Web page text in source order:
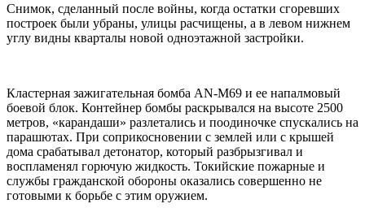
Снимок, сделанный после войны, когда остатки сгоревших
построек были убраны, улицы расчищены, а в левом нижнем
углу видны кварталы новой одноэтажной застройки.
Кластерная зажигательная бомба AN-M69 и ее напалмовый
боевой блок. Контейнер бомбы раскрывался на высоте 2500
метров, «карандаши» разлетались и поодиночке спускались на
парашютах. При соприкосновении с землей или с крышей
дома срабатывал детонатор, который разбрызгивал и
воспламенял горючую жидкость. Токийские пожарные и
службы гражданской обороны оказались совершенно не
готовыми к борьбе с этим оружием.